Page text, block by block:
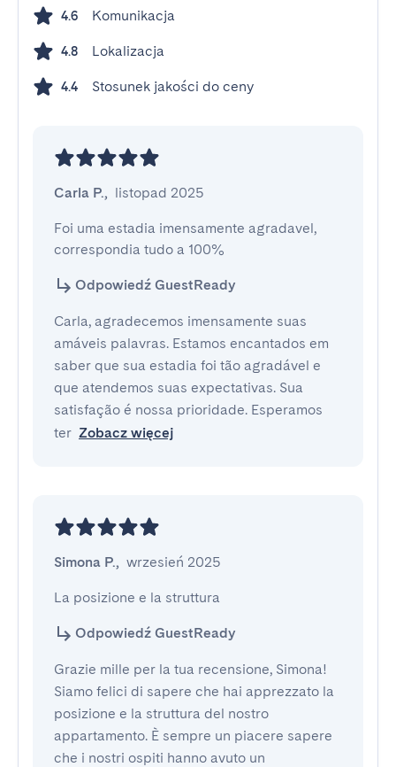
4.6 Komunikacja
4.8 Lokalizacja
4.4 Stosunek jakości do ceny
Carla P., listopad 2025
Foi uma estadia imensamente agradavel,
correspondia tudo a 100%
Odpowiedź GuestReady
Carla, agradecemos imensamente suas
amáveis palavras. Estamos encantados em
saber que sua estadia foi tão agradável e
que atendemos suas expectativas. Sua
satisfação é nossa prioridade. Esperamos
ter Zobacz więcej
Simona P., wrzesień 2025
La posizione e la struttura
Odpowiedź GuestReady
Grazie mille per la tua recensione, Simona!
Siamo felici di sapere che hai apprezzato la
posizione e la struttura del nostro
appartamento. È sempre un piacere sapere
che i nostri ospiti hanno avuto un